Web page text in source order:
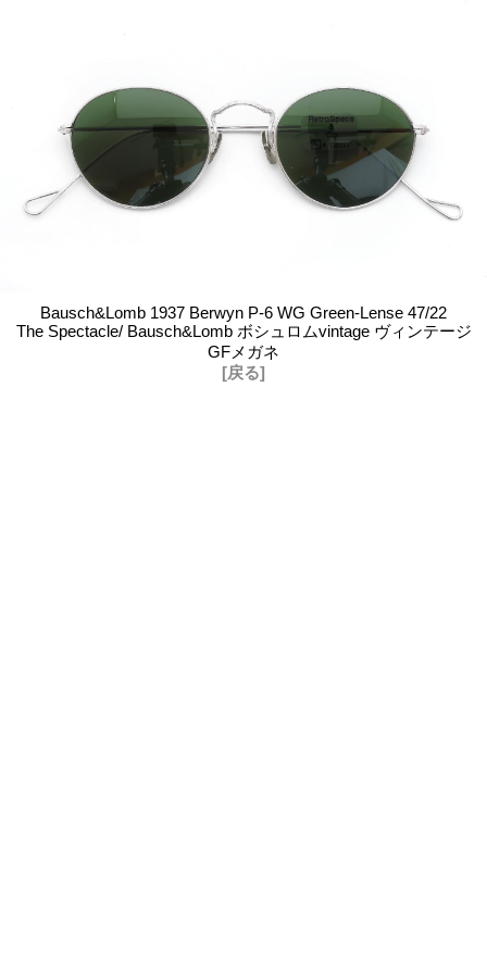
Bausch&Lomb 1937 Berwyn P-6 WG Green-Lense 47/22
The Spectacle/ Bausch&Lomb ボシュロムvintage ヴィンテージ
GFメガネ
[戻る]